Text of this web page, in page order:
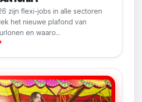
zijn flexi-jobs in alle sectoren
het nieuwe plafond van
en waaro...